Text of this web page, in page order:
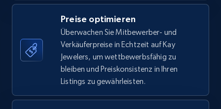
Specifications, Image urls, Top reviews, and
875+ Jetzt anfangen
Preise optimieren
Überwachen Sie Mitbewerber- und
Verkäuferpreise in Echtzeit auf Kay
Jewelers, um wettbewerbsfähig zu
bleiben und Preiskonsistenz in Ihren
Listings zu gewährleisten.